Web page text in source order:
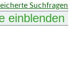
Suchfragen
einblenden